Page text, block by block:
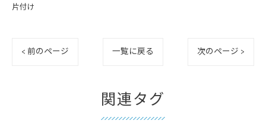
片付け
< 前のページ 一覧に戻る 次のページ >
関連タグ